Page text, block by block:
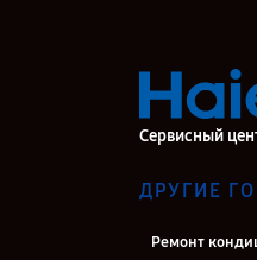
Сервисный
ДРУГИЕ
Ремонт